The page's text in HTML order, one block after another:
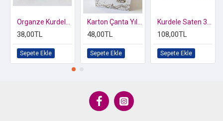
38,00TL
Sepete Ekle
48,00TL
Sepete Ekle
108,00TL
Sepete Ekle